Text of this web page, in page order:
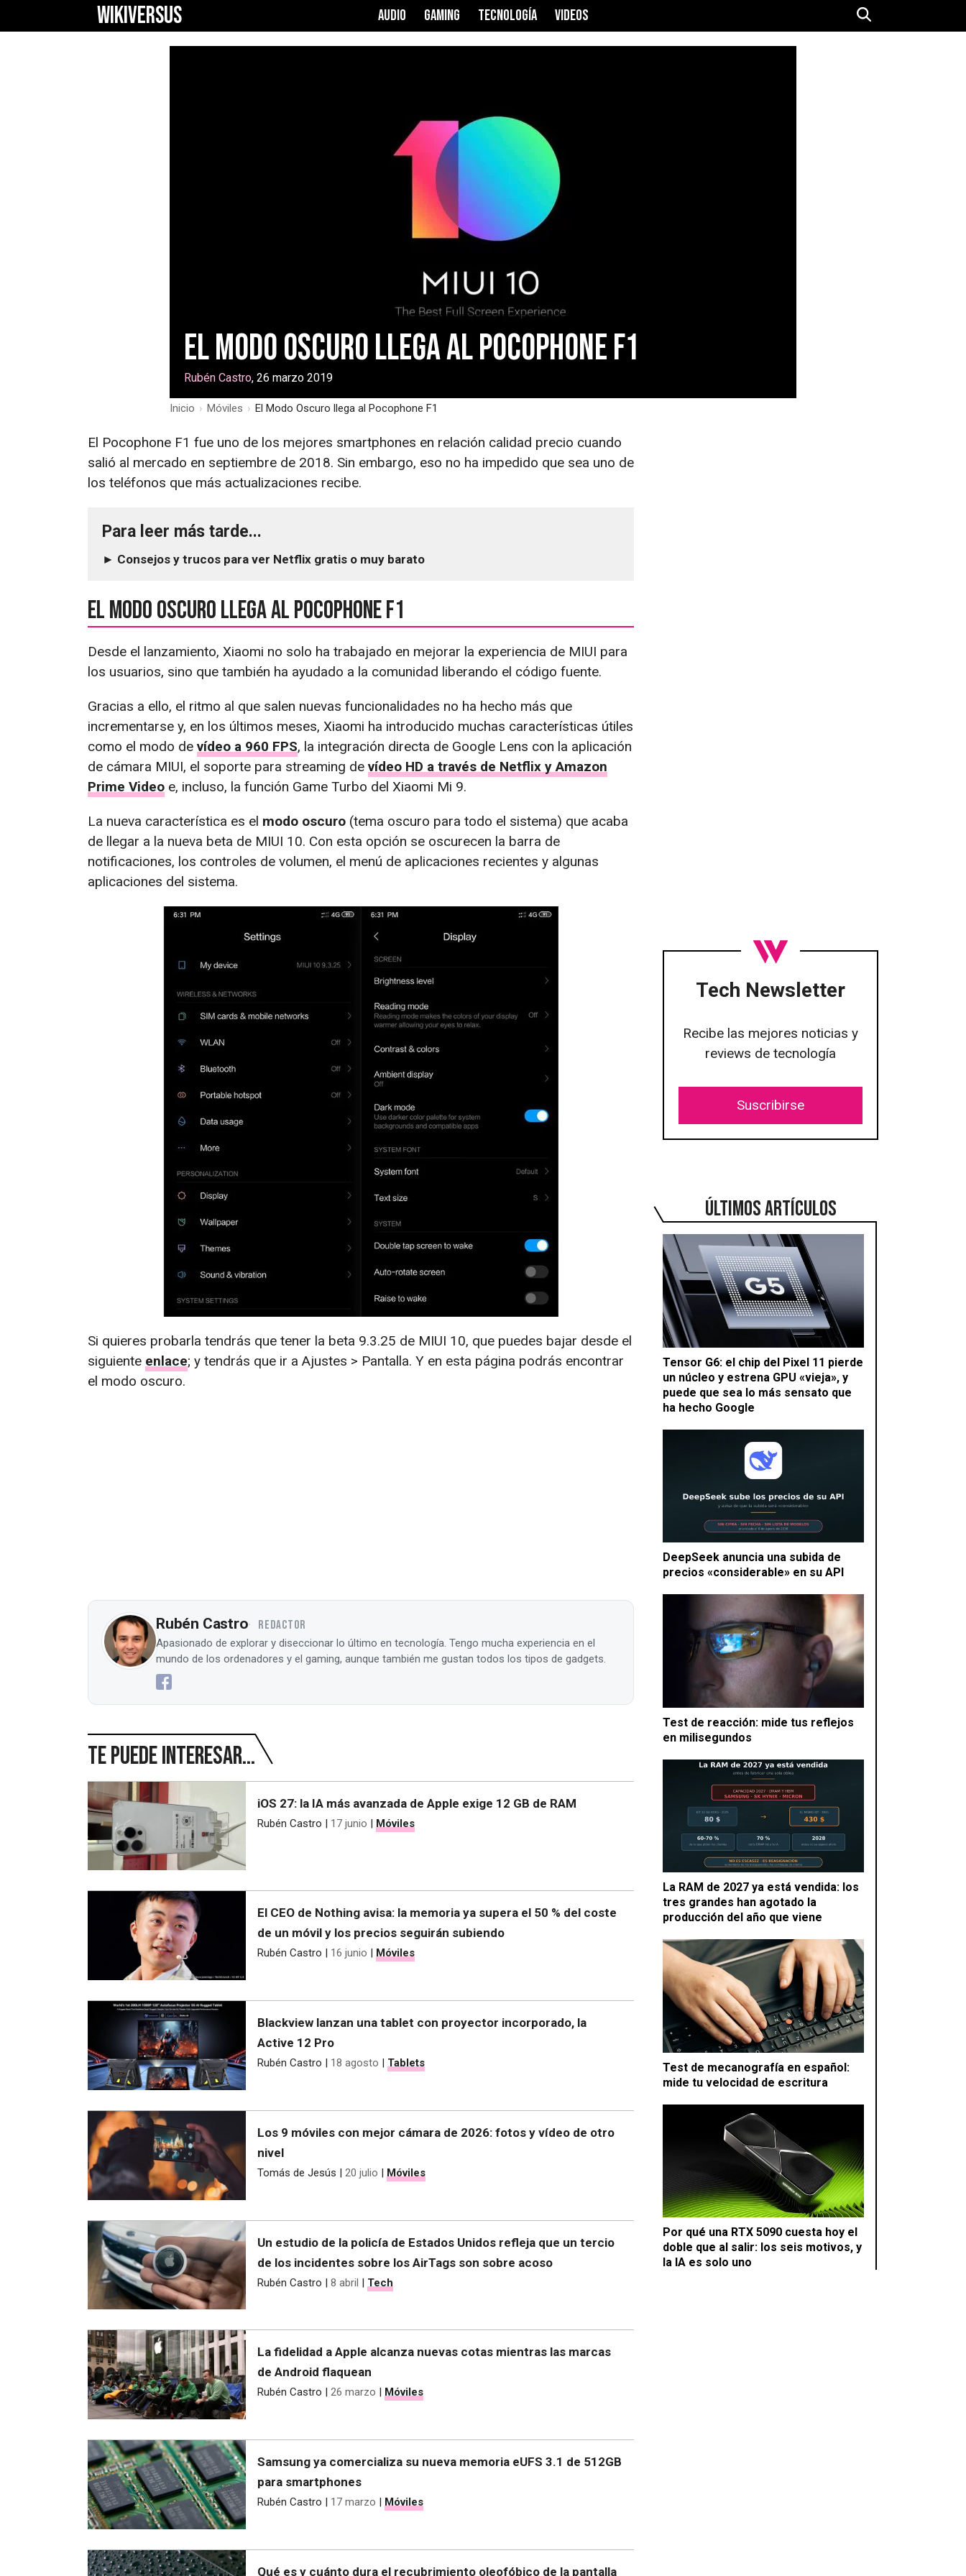
WIKIVERSUS AUDIO GAMING TECNOLOGÍA VIDEOS
El Modo Oscuro llega al Pocophone F1
Rubén Castro, 26 marzo 2019
Inicio › Móviles › El Modo Oscuro llega al Pocophone F1
Tech Newsletter
Recibe las mejores noticias y
reviews de tecnología
Suscribirse
ÚLTIMOS ARTÍCULOS
Tensor G6: el chip del Pixel 11 pierde
un núcleo y estrena GPU «vieja», y
puede que sea lo más sensato que
ha hecho Google
DeepSeek anuncia una subida de
precios «considerable» en su API
Test de reacción: mide tus reflejos
en milisegundos
La RAM de 2027 ya está vendida: los
tres grandes han agotado la
producción del año que viene
Test de mecanografía en español:
mide tu velocidad de escritura
Por qué una RTX 5090 cuesta hoy el
doble que al salir: los seis motivos, y
la IA es solo uno
El Pocophone F1 fue uno de los mejores smartphones en relación calidad precio cuando
salió al mercado en septiembre de 2018. Sin embargo, eso no ha impedido que sea uno de
los teléfonos que más actualizaciones recibe.
Para leer más tarde...
► Consejos y trucos para ver Netflix gratis o muy barato
El Modo Oscuro llega al Pocophone F1
Desde el lanzamiento, Xiaomi no solo ha trabajado en mejorar la experiencia de MIUI para
los usuarios, sino que también ha ayudado a la comunidad liberando el código fuente.
Gracias a ello, el ritmo al que salen nuevas funcionalidades no ha hecho más que
incrementarse y, en los últimos meses, Xiaomi ha introducido muchas características útiles
como el modo de vídeo a 960 FPS, la integración directa de Google Lens con la aplicación
de cámara MIUI, el soporte para streaming de vídeo HD a través de Netflix y Amazon
Prime Video e, incluso, la función Game Turbo del Xiaomi Mi 9.
La nueva característica es el modo oscuro (tema oscuro para todo el sistema) que acaba
de llegar a la nueva beta de MIUI 10. Con esta opción se oscurecen la barra de
notificaciones, los controles de volumen, el menú de aplicaciones recientes y algunas
aplicaciones del sistema.
Si quieres probarla tendrás que tener la beta 9.3.25 de MIUI 10, que puedes bajar desde el
siguiente enlace; y tendrás que ir a Ajustes > Pantalla. Y en esta página podrás encontrar
el modo oscuro.
Rubén Castro REDACTOR
Apasionado de explorar y diseccionar lo último en tecnología. Tengo mucha experiencia en el
mundo de los ordenadores y el gaming, aunque también me gustan todos los tipos de gadgets.
Te puede interesar...
iOS 27: la IA más avanzada de Apple exige 12 GB de RAM
Rubén Castro | 17 junio | Móviles
El CEO de Nothing avisa: la memoria ya supera el 50 % del coste
de un móvil y los precios seguirán subiendo
Rubén Castro | 16 junio | Móviles
Blackview lanzan una tablet con proyector incorporado, la
Active 12 Pro
Rubén Castro | 18 agosto | Tablets
Los 9 móviles con mejor cámara de 2026: fotos y vídeo de otro
nivel
Tomás de Jesús | 20 julio | Móviles
Un estudio de la policía de Estados Unidos refleja que un tercio
de los incidentes sobre los AirTags son sobre acoso
Rubén Castro | 8 abril | Tech
La fidelidad a Apple alcanza nuevas cotas mientras las marcas
de Android flaquean
Rubén Castro | 26 marzo | Móviles
Samsung ya comercializa su nueva memoria eUFS 3.1 de 512GB
para smartphones
Rubén Castro | 17 marzo | Móviles
Qué es y cuánto dura el recubrimiento oleofóbico de la pantalla